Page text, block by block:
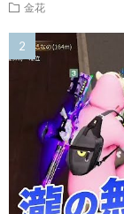
金花